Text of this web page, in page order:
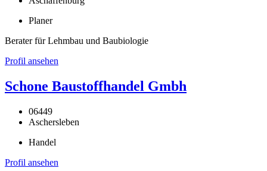
Planer
Berater für Lehmbau und Baubiologie
Profil ansehen
Schone Baustoffhandel Gmbh
06449
Aschersleben
Handel
Profil ansehen